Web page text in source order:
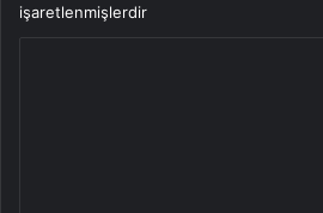
işaretlenmişlerdir